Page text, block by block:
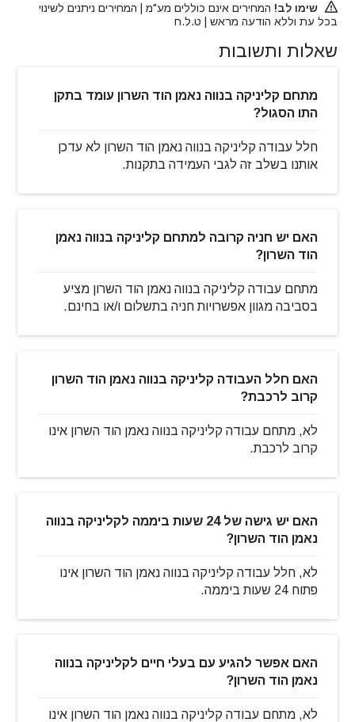
שימו לב! המחירים אינם כוללים מע"מ | המחירים ניתנים לשינוי
בכל עת וללא הודעה מראש | ט.ל.ח
שאלות ותשובות
מתחם קליניקה בנווה נאמן הוד השרון עומד בתקן
התו הסגול?
חלל עבודה קליניקה בנווה נאמן הוד השרון לא עדכן
אותנו בשלב זה לגבי העמידה בתקנות.
האם יש חניה קרובה למתחם קליניקה בנווה נאמן
הוד השרון?
מתחם עבודה קליניקה בנווה נאמן הוד השרון מציע
בסביבה מגוון אפשרויות חניה בתשלום ו/או בחינם.
האם חלל העבודה קליניקה בנווה נאמן הוד השרון
קרוב לרכבת?
לא, מתחם עבודה קליניקה בנווה נאמן הוד השרון אינו
קרוב לרכבת.
האם יש גישה של 24 שעות ביממה לקליניקה בנווה
נאמן הוד השרון?
לא, חלל עבודה קליניקה בנווה נאמן הוד השרון אינו
פתוח 24 שעות ביממה.
האם אפשר להגיע עם בעלי חיים לקליניקה בנווה
נאמן הוד השרון?
לא, מתחם עבודה קליניקה בנווה נאמן הוד השרון אינו